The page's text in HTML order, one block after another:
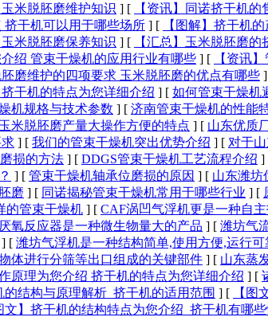
米脱胚磨维护知识 ] [ 【资讯】同诺挤干机
挤干机可以用于哪些场所 ] [ 【图解】挤干机
米脱胚磨保养知识 ] [ 【汇总】玉米脱胚磨
绍 管束干燥机的应用行业有哪些 ] [ 【资讯
胚磨维护的四项要求 玉米脱胚磨的优点有哪些 ]
干机的特点为您详细介绍 ] [ 如何管束干燥机
机规格与技术参数 ] [ 济南管束干燥机的性能
米脱胚磨产量大操作方便的特点 ] [ 山东优质
] [ 我们的管束干燥机突出优势介绍 ] [ 对于
损的方法 ] [ DDGS管束干燥机工艺流程介绍 ]
] [ 管束干燥机轴承位磨损的原因 ] [ 山东潍坊
磨 ] [ 同诺揭秘管束干燥机常用于哪些行业 ] [
的管束干燥机 ] [ CAF涡凹气浮机更是一种自
氧反应器是一种微生物量大的产品 ] [ 潍坊气
] [ 潍坊气浮机是一种结构简单,使用方便,运行可
体进行分筛等出口组成的关键部件 ] [ 山东蒸
原理为您介绍 挤干机的特点为您详细介绍 ] [
的结构与原理解析_挤干机的适用范围 ] [ 【图
文】挤干机的结构特点为您介绍_挤干机有哪